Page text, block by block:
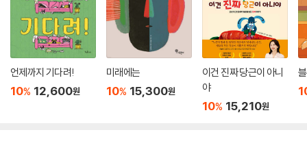
언제까지 기다려!
10% 12,600원
미래에는
10% 15,300원
이건 진짜 당근이 아니
야
10% 15,210원